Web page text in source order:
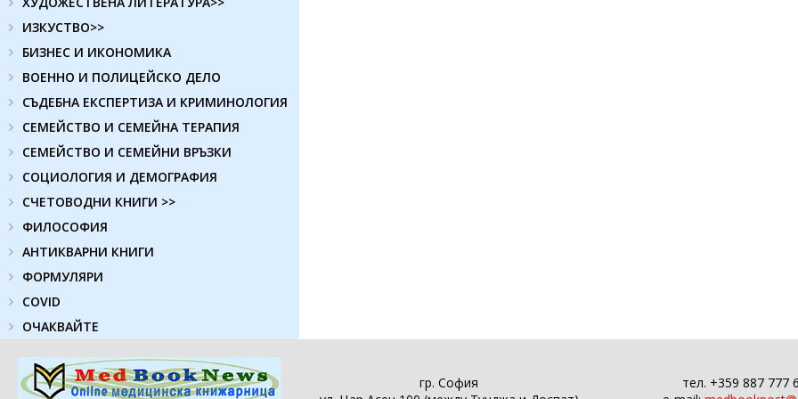
ИЗКУСТВО>>
БИЗНЕС И ИКОНОМИКА
ВОЕННО И ПОЛИЦЕЙСКО ДЕЛО
СЪДЕБНА ЕКСПЕРТИЗА И КРИМИНОЛОГИЯ
СЕМЕЙСТВО И СЕМЕЙНА ТЕРАПИЯ
СЕМЕЙСТВО И СЕМЕЙНИ ВРЪЗКИ
СОЦИОЛОГИЯ И ДЕМОГРАФИЯ
СЧЕТОВОДНИ КНИГИ >>
ФИЛОСОФИЯ
АНТИКВАРНИ КНИГИ
ФОРМУЛЯРИ
COVID
ОЧАКВАЙТЕ
гр. София
тел. +359 887 777